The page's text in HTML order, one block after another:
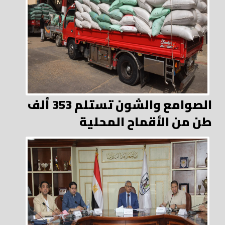
الصوامع والشون تستلم 353 ألف
طن من الأقماح المحلية